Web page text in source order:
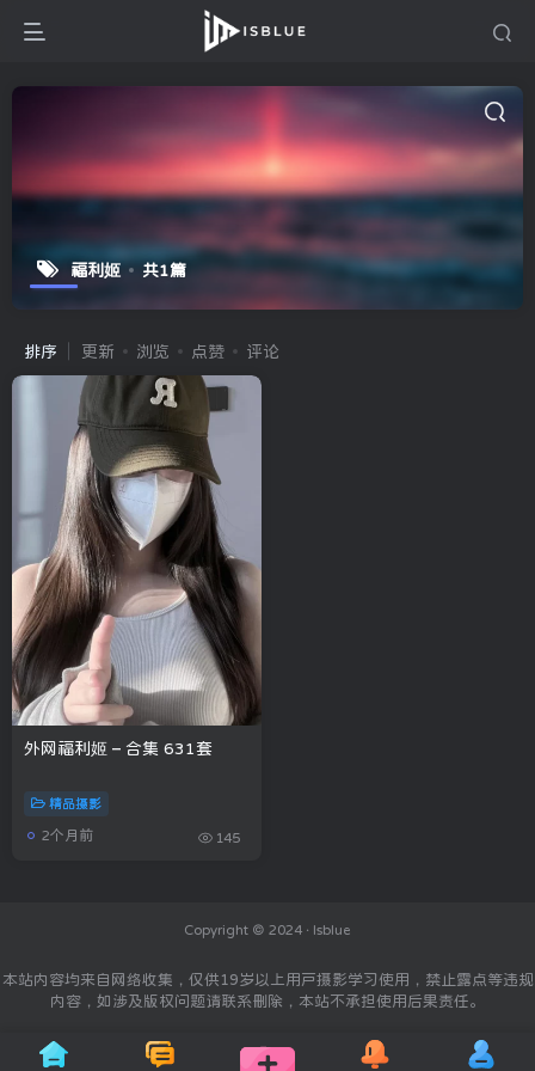
福利姬 共1篇
排序 更新 浏览 点赞 评论
外网福利姬 – 合集 631套
精品摄影
2个月前 145
Copyright © 2024 · Isblue
本站内容均来自网络收集，仅供19岁以上用户摄影学习使用，禁止露点等违规
内容，如涉及版权问题请联系删除，本站不承担使用后果责任。